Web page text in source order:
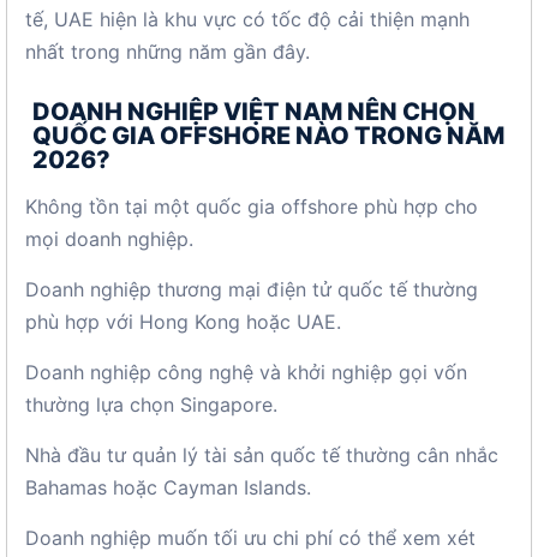
tế, UAE hiện là khu vực có tốc độ cải thiện mạnh
nhất trong những năm gần đây.
DOANH NGHIỆP VIỆT NAM NÊN CHỌN
QUỐC GIA OFFSHORE NÀO TRONG NĂM
2026?
Không tồn tại một quốc gia offshore phù hợp cho
mọi doanh nghiệp.
Doanh nghiệp thương mại điện tử quốc tế thường
phù hợp với Hong Kong hoặc UAE.
Doanh nghiệp công nghệ và khởi nghiệp gọi vốn
thường lựa chọn Singapore.
Nhà đầu tư quản lý tài sản quốc tế thường cân nhắc
Bahamas hoặc Cayman Islands.
Doanh nghiệp muốn tối ưu chi phí có thể xem xét